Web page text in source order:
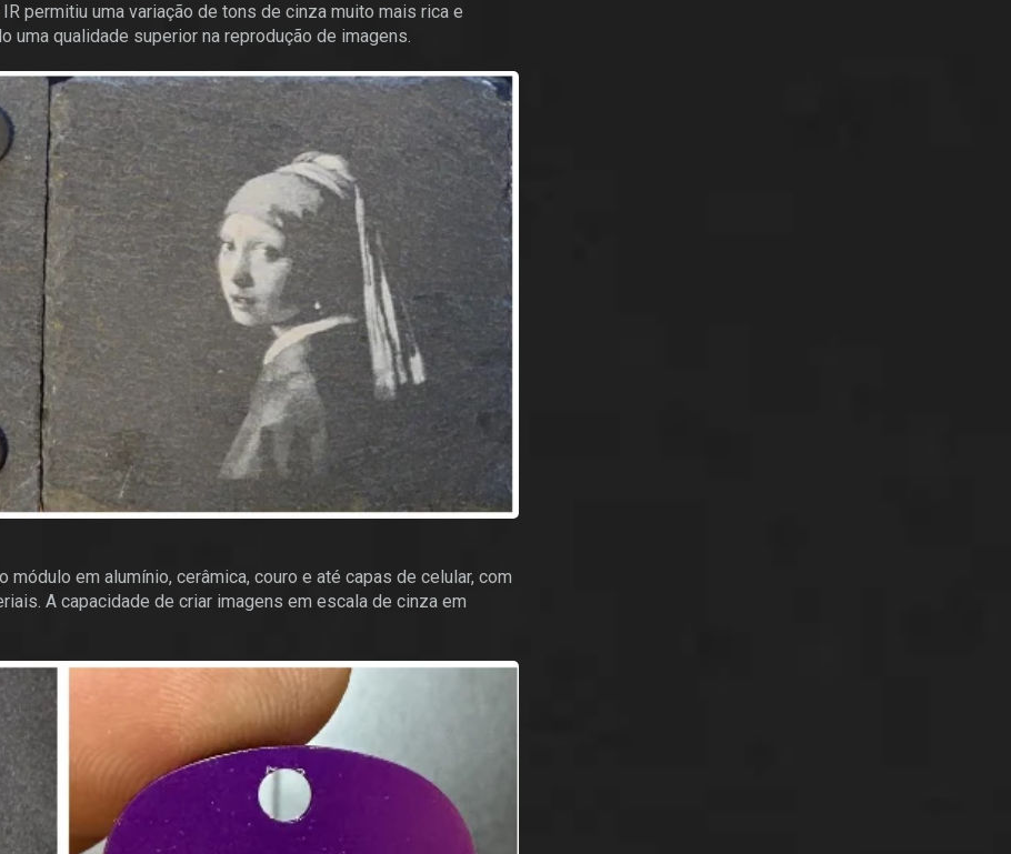
permitiu uma variação de tons de cinza muito mais rica e
uma qualidade superior na reprodução de imagens.
em alumínio, cerâmica, couro e até capas de celular, com
A capacidade de criar imagens em escala de cinza em